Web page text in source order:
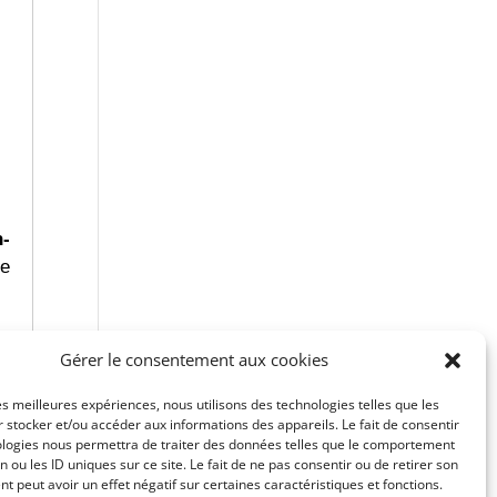
Gérer le consentement aux cookies
meilleures expériences, nous utilisons des technologies telles que les
stocker et/ou accéder aux informations des appareils. Le fait de consentir
nous permettra de traiter des données telles que le comportement
ou les ID uniques sur ce site. Le fait de ne pas consentir ou de retirer son
peut avoir un effet négatif sur certaines caractéristiques et fonctions.